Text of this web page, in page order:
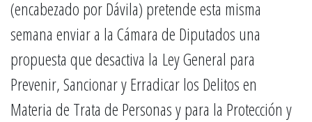
(encabezado por Dávila) pretende esta misma
semana enviar a la Cámara de Diputados una
propuesta que desactiva la Ley General para
Prevenir, Sancionar y Erradicar los Delitos en
Materia de Trata de Personas y para la Protección y